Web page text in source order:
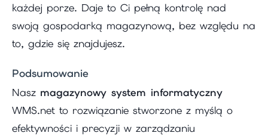
każdej porze. Daje to Ci pełną kontrolę nad
swoją gospodarką magazynową, bez względu na
to, gdzie się znajdujesz.
Podsumowanie
Nasz magazynowy system informatyczny
WMS.net to rozwiązanie stworzone z myślą o
efektywności i precyzji w zarządzaniu